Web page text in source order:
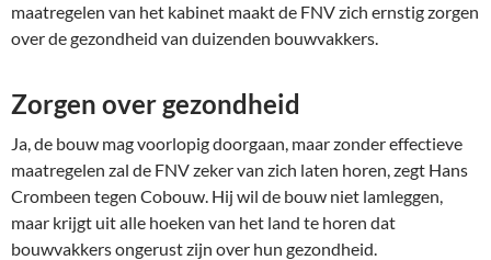
maatregelen van het kabinet maakt de FNV zich ernstig zorgen
over de gezondheid van duizenden bouwvakkers.
Zorgen over gezondheid
Ja, de bouw mag voorlopig doorgaan, maar zonder effectieve
maatregelen zal de FNV zeker van zich laten horen, zegt Hans
Crombeen tegen Cobouw. Hij wil de bouw niet lamleggen,
maar krijgt uit alle hoeken van het land te horen dat
bouwvakkers ongerust zijn over hun gezondheid.